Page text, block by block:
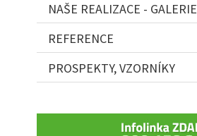
NAŠE REALIZACE - GALERIE
REFERENCE
PROSPEKTY, VZORNÍKY